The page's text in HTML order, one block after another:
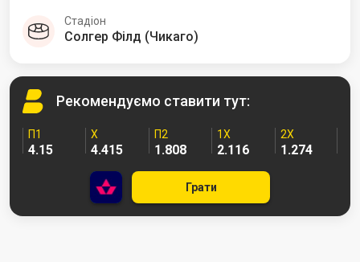
Стадіон
Солгер Філд (Чикаго)
Рекомендуємо ставити тут:
П1
4.15
Х
4.415
П2
1.808
1X
2.116
2X
1.274
Грати